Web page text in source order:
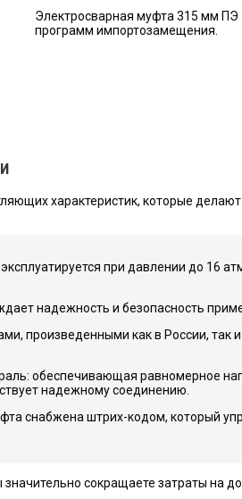
Электросварная муфта 315 мм ПЭ
программ импортозамещения.
характеристик, которые
при давлении до 16
надежность и безопасность
произведенными как в России, так
обеспечивающая равномерное
надежному соединению.
снабжена штрих-кодом, который
сокращаете затраты на